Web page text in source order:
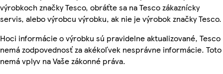
výrobkoch značky Tesco, obráťte sa na Tesco zákaznícky
servis, alebo výrobcu výrobku, ak nie je výrobok značky Tesco.
Hoci informácie o výrobku sú pravidelne aktualizované, Tesco
nemá zodpovednosť za akékoľvek nesprávne informácie. Toto
nemá vplyv na Vaše zákonné práva.